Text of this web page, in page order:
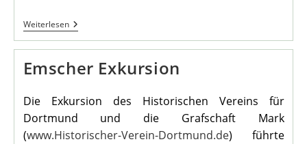
Weiterlesen10.
Schnadegang
Emscher Exkursion
Die Exkursion des Historischen Vereins für
Dortmund und die Grafschaft Mark
(www.Historischer-Verein-Dortmund.de) führte